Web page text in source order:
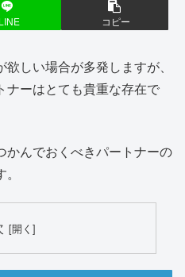
LINE コピー
しい場合が多発しますが、
ナーはとても貴重な存在で
かんでおくべきパートナーの